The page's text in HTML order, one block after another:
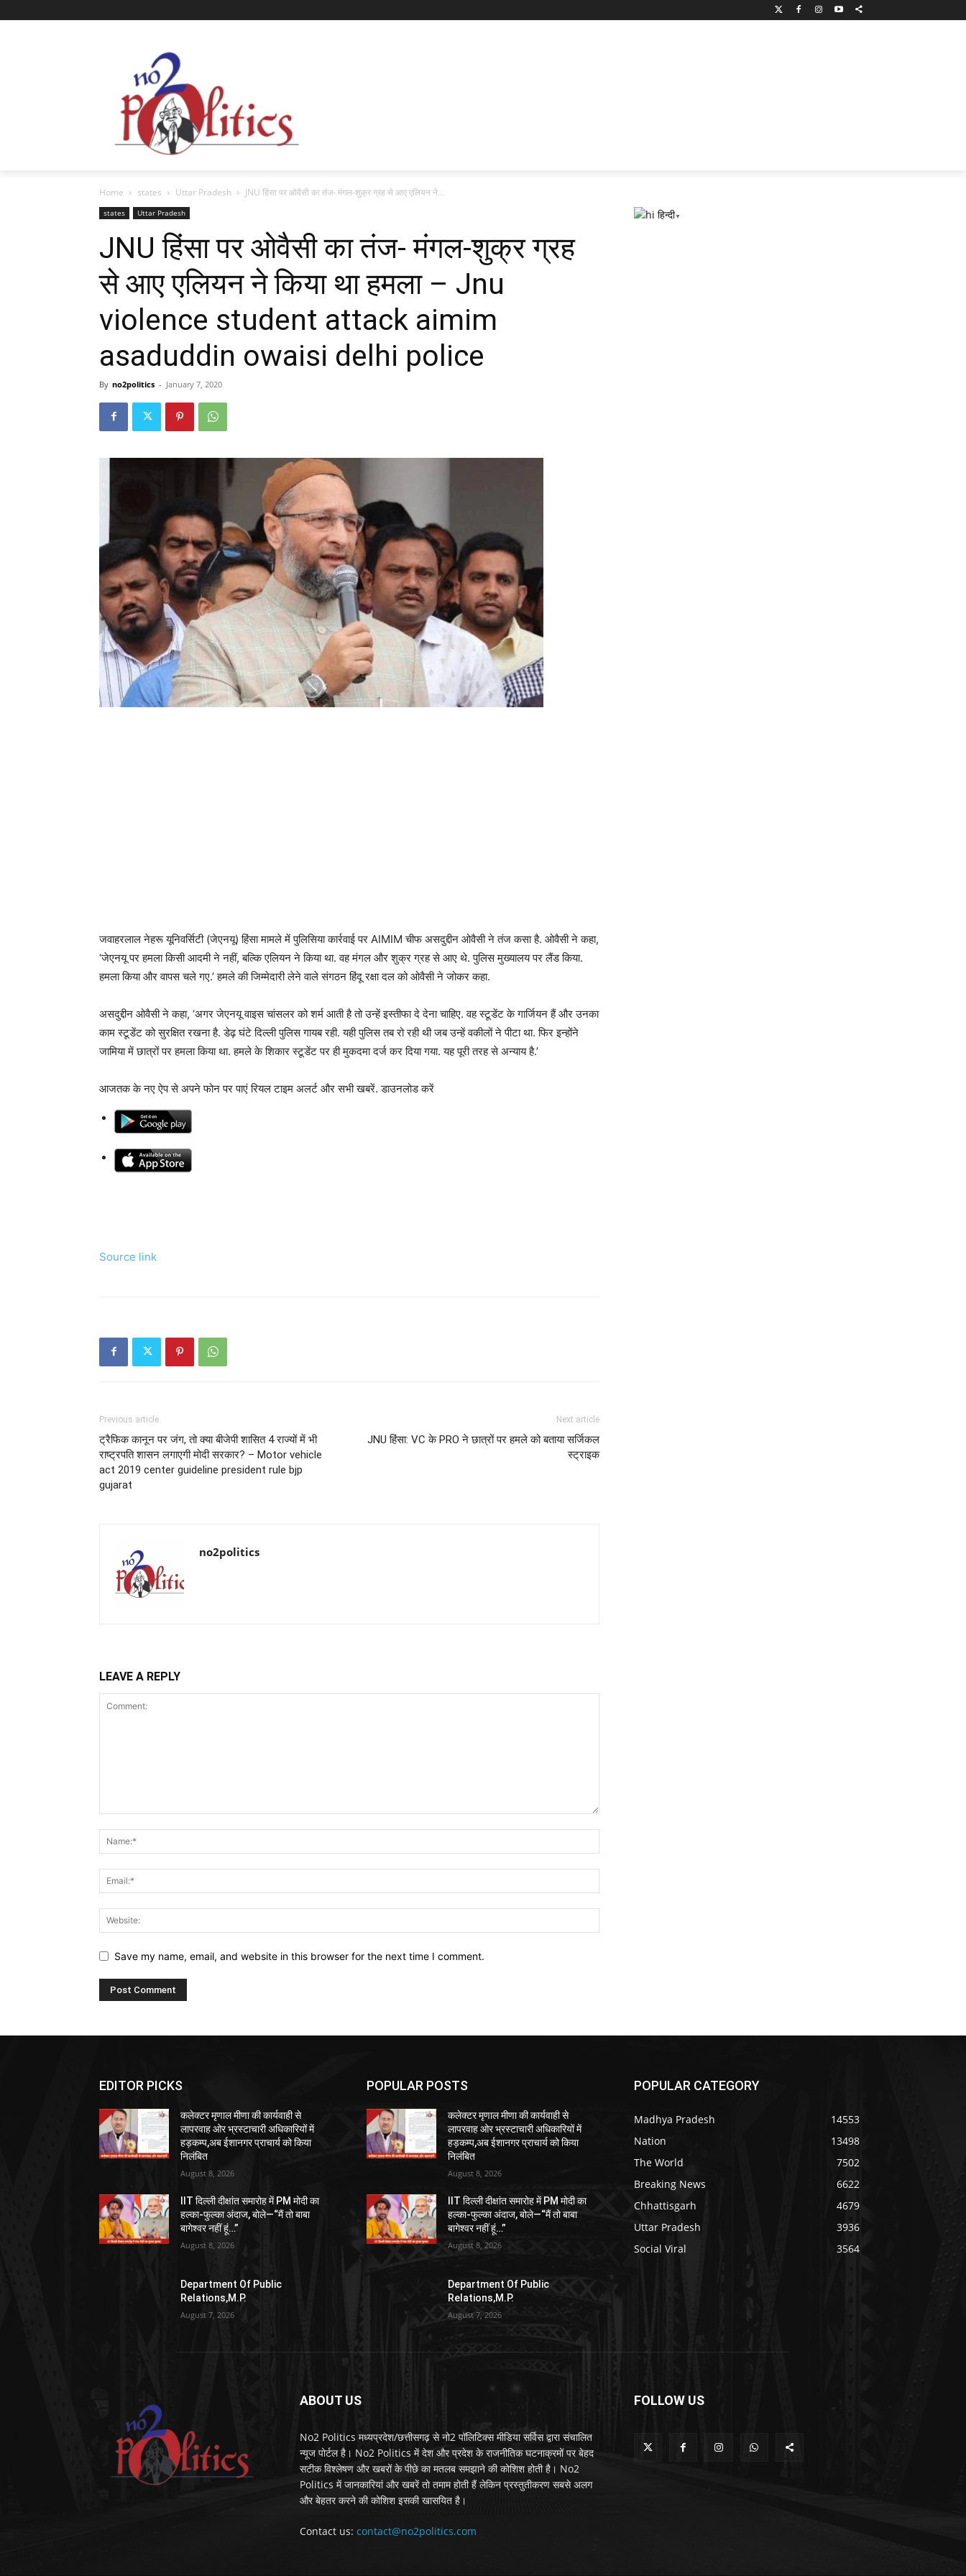
Home states Uttar Pradesh JNU हिंसा पर ओवैसी का तंज- मंगल-शुक्र ग्रह से आए एलियन ने...
states Uttar Pradesh
JNU हिंसा पर ओवैसी का तंज- मंगल-शुक्र ग्रह
से आए एलियन ने किया था हमला – Jnu
violence student attack aimim
asaduddin owaisi delhi police
By no2politics - January 7, 2020
जवाहरलाल नेहरू यूनिवर्सिटी (जेएनयू) हिंसा मामले में पुलिसिया कार्रवाई पर AIMIM चीफ असदुद्दीन ओवैसी ने तंज कसा है. ओवैसी ने कहा,
‘जेएनयू पर हमला किसी आदमी ने नहीं, बल्कि एलियन ने किया था. वह मंगल और शुक्र ग्रह से आए थे. पुलिस मुख्यालय पर लैंड किया.
हमला किया और वापस चले गए.’ हमले की जिम्मेदारी लेने वाले संगठन हिंदू रक्षा दल को ओवैसी ने जोकर कहा.
असदुद्दीन ओवैसी ने कहा, ‘अगर जेएनयू वाइस चांसलर को शर्म आती है तो उन्हें इस्तीफा दे देना चाहिए. वह स्टूडेंट के गार्जियन हैं और उनका
काम स्टूडेंट को सुरक्षित रखना है. डेढ़ घंटे दिल्ली पुलिस गायब रही. यही पुलिस तब रो रही थी जब उन्हें वकीलों ने पीटा था. फिर इन्होंने
जामिया में छात्रों पर हमला किया था. हमले के शिकार स्टूडेंट पर ही मुकदमा दर्ज कर दिया गया. यह पूरी तरह से अन्याय है.’
आजतक के नए ऐप से अपने फोन पर पाएं रियल टाइम अलर्ट और सभी खबरें. डाउनलोड करें
Source link
Previous article
ट्रैफिक कानून पर जंग, तो क्या बीजेपी शासित 4 राज्यों में भी
राष्ट्रपति शासन लगाएगी मोदी सरकार? – Motor vehicle
act 2019 center guideline president rule bjp
gujarat
Next article
JNU हिंसा: VC के PRO ने छात्रों पर हमले को बताया सर्जिकल
स्ट्राइक
no2politics
LEAVE A REPLY
Save my name, email, and website in this browser for the next time I comment.
हिन्दी▼
EDITOR PICKS
कलेक्टर मृणाल मीणा की कार्यवाही से
लापरवाह ओर भ्रस्टाचारी अधिकारियों में
हड़कम्प,अब ईशानगर प्राचार्य को किया
निलंबित
August 8, 2026
IIT दिल्ली दीक्षांत समारोह में PM मोदी का
हल्का-फुल्का अंदाज, बोले—“मैं तो बाबा
बागेश्वर नहीं हूं…”
August 8, 2026
Department Of Public
Relations,M.P.
August 7, 2026
POPULAR POSTS
कलेक्टर मृणाल मीणा की कार्यवाही से
लापरवाह ओर भ्रस्टाचारी अधिकारियों में
हड़कम्प,अब ईशानगर प्राचार्य को किया
निलंबित
August 8, 2026
IIT दिल्ली दीक्षांत समारोह में PM मोदी का
हल्का-फुल्का अंदाज, बोले—“मैं तो बाबा
बागेश्वर नहीं हूं…”
August 8, 2026
Department Of Public
Relations,M.P.
August 7, 2026
POPULAR CATEGORY
Madhya Pradesh
14553
Nation
13498
The World
7502
Breaking News
6622
Chhattisgarh
4679
Uttar Pradesh
3936
Social Viral
3564
ABOUT US
No2 Politics मध्यप्रदेश/छत्तीसगढ़ से नो2 पॉलिटिक्स मीडिया सर्विस द्वारा संचालित
न्यूज पोर्टल है। No2 Politics में देश और प्रदेश के राजनीतिक घटनाक्रमों पर बेहद
सटीक विश्लेषण और खबरों के पीछे का मतलब समझाने की कोशिश होती है। No2
Politics में जानकारियां और खबरें तो तमाम होती हैं लेकिन प्रस्तुतीकरण सबसे अलग
और बेहतर करने की कोशिश इसकी खासयित है।
Contact us: contact@no2politics.com
FOLLOW US